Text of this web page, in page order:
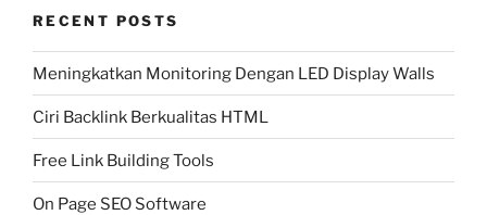
RECENT POSTS
Meningkatkan Monitoring Dengan LED Display Walls
Ciri Backlink Berkualitas HTML
Free Link Building Tools
On Page SEO Software